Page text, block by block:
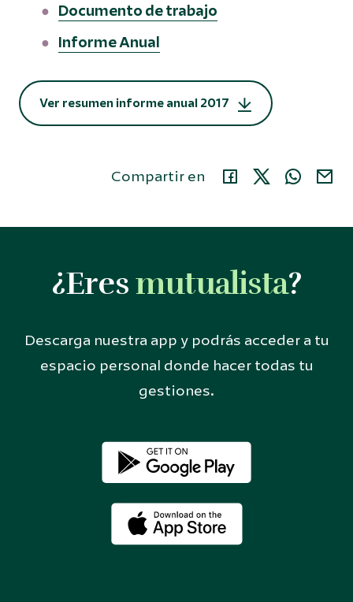
Documento de trabajo
Informe Anual
Ver resumen informe anual 2017
Compartir en
¿Eresmutualista?
Descarga nuestra app y podrás acceder a tu
espacio personal donde hacer todas tu
gestiones.